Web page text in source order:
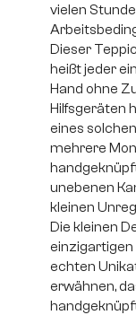
vielen
Dieser
heißt jeder
Hand ohne
Hilfsgeräten
eines
mehrere
unebenen
kleinen
Die kleinen
einzigartigen
echten
erwähnen,